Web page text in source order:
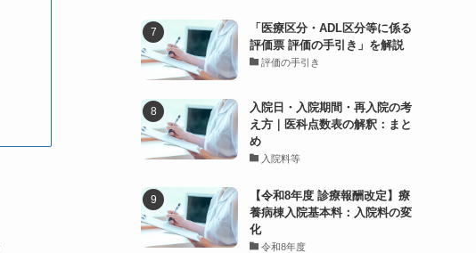
「医療区分・ADL区分等に係る
評価票 評価の手引き」を解説
評価の手引き
入院日・入院期間・再入院の考
え方｜医科点数表の解釈：まと
め
入院料等
【令和8年度 診療報酬改定】療
養病棟入院基本料：入院料の変
化
令和8年度